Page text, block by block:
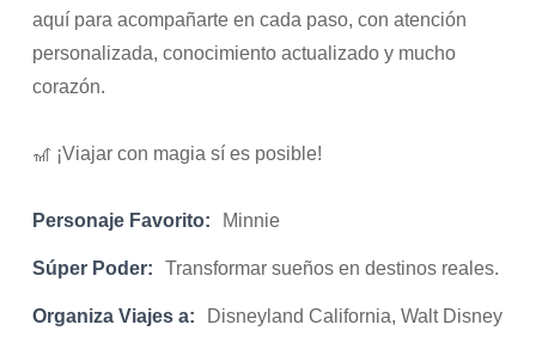
aquí para acompañarte en cada paso, con atención
personalizada, conocimiento actualizado y mucho
corazón.
🎢 ¡Viajar con magia sí es posible!
Personaje Favorito: Minnie
Súper Poder: Transformar sueños en destinos reales.
Organiza Viajes a:
Disneyland California, Walt Disney